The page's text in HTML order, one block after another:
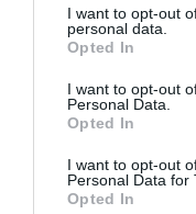
not limited to your visit
grant or deny consent
use your data for
consent section.
I want to opt-out
personal data.
Opted In
I want to opt-out
Personal Data.
Opted In
I want to opt-out
Personal Data for
Opted In